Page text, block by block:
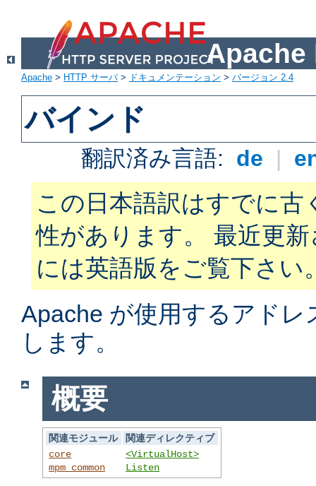
Apache
Apache > HTTP サーバ> ドキュメンテーション > バージョン 2.4
バインド
翻訳済み言語: de |
この日本語訳はすでに古
性があります。 最近更
には英語版をご覧下さい
Apache が使用するアド
します。
概要
関連モジュール
関連ディレクティブ
core
mpm_common
<VirtualHost>
Listen